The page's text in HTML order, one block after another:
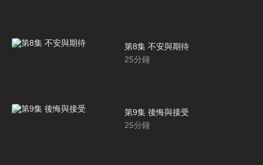
第8集 不安與期待
25分鐘
第9集 後悔與接受
25分鐘